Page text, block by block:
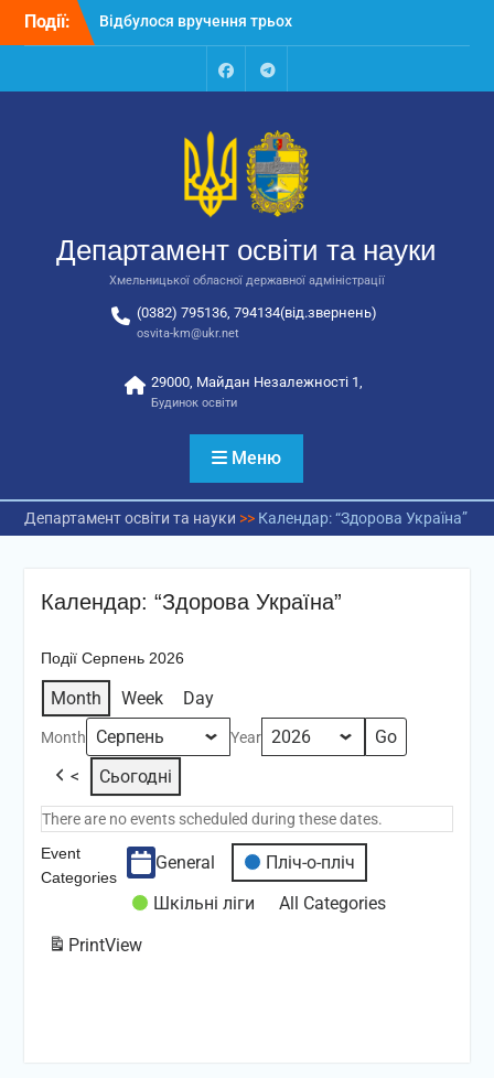
Перейти
Події:
Відбулося вручення трьох
автобусів для потреб
Відбулося засідання
освіти та науки обласної
державної адміністрації
Відбулась обласна
національно-патріотичне
виховання
FacebookTalegram
Департамент освіти та науки
Хмельницької обласної державної адміністрації
(0382) 795136, 794134(від.звернень)
osvita-km@ukr.net
29000, Майдан Незалежності 1,
Будинок освіти
Меню
Департамент освіти та науки >> Календар: “Здорова Україна”
Календар: “Здорова Україна”
Події Серпень 2026
Month Week Day
Month Year
< Сьогодні
There are no events scheduled during these dates.
Event
Categories
General
Пліч-о-пліч
Шкільні ліги
All Categories
PrintView